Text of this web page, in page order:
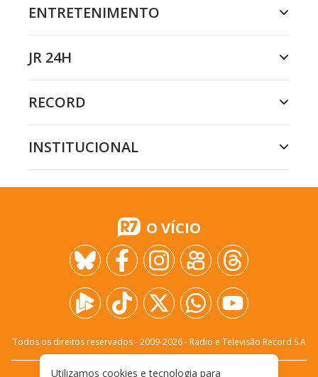
ENTRETENIMENTO
JR 24H
RECORD
INSTITUCIONAL
O VÍCIO
Todos os direitos reservados - 2009-2026- Rádio e Televisão Record S.A
Utilizamos cookies e tecnologia para